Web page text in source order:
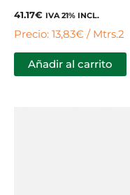
41.17€ IVA 21% INCL.
Precio: 13,83€ / Mtrs.2
Añadir al carrito